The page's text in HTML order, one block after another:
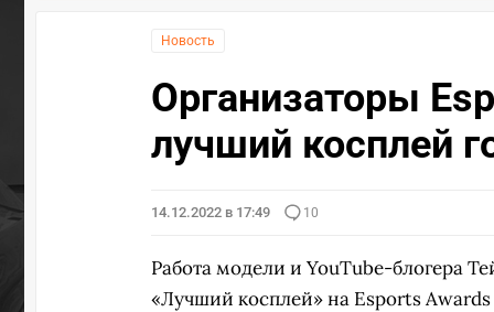
Новость
Организаторы
лучший косплей
14.12.2022 в 17:49 10
Работа модели и YouTube-блогера
«Лучший косплей» на Esports